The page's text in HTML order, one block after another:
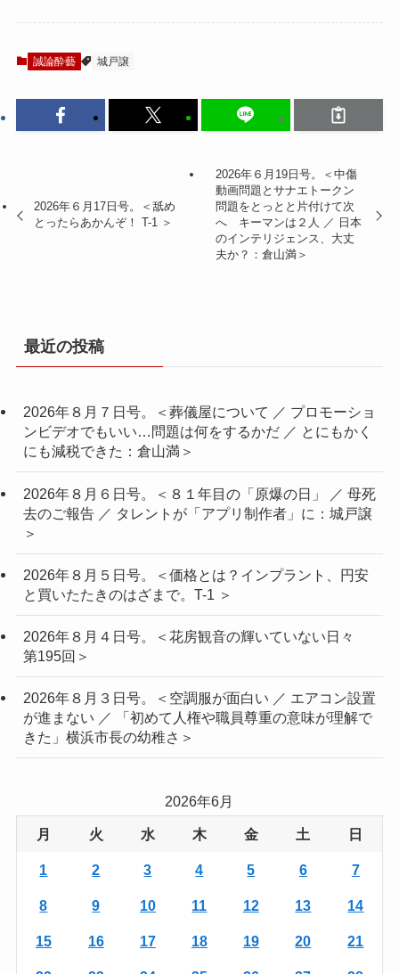
誠論酔藝 城戸譲
2026年６月17日号。＜舐め
とったらあかんぞ！ T-1 ＞
2026年６月19日号。＜中傷
動画問題とサナエトークン
問題をとっとと片付けて次
へ キーマンは２人 ／ 日本
のインテリジェンス、大丈
夫か？：倉山満＞
最近の投稿
2026年８月７日号。＜葬儀屋について ／ プロモーショ
ンビデオでもいい…問題は何をするかだ ／ とにもかく
にも減税できた：倉山満＞
2026年８月６日号。＜８１年目の「原爆の日」 ／ 母死
去のご報告 ／ タレントが「アプリ制作者」に：城戸譲
＞
2026年８月５日号。＜価格とは？インプラント、円安
と買いたたきのはざまで。T-1 ＞
2026年８月４日号。＜花房観音の輝いていない日々
第195回＞
2026年８月３日号。＜空調服が面白い ／ エアコン設置
が進まない ／ 「初めて人権や職員尊重の意味が理解で
きた」横浜市長の幼稚さ＞
2026年6月
月 火 水 木 金 土 日
1 2 3 4 5 6 7
8 9 10 11 12 13 14
15 16 17 18 19 20 21